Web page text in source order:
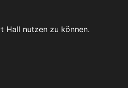
Hall nutzen zu können.